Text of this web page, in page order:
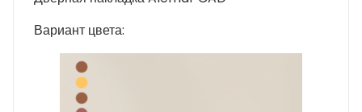
Вариант цвета: